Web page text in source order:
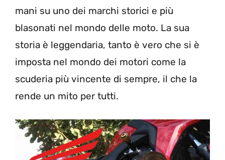
mani su uno dei marchi storici e più
blasonati nel mondo delle moto. La sua
storia è leggendaria, tanto è vero che si è
imposta nel mondo dei motori come la
scuderia più vincente di sempre, il che la
rende un mito per tutti.